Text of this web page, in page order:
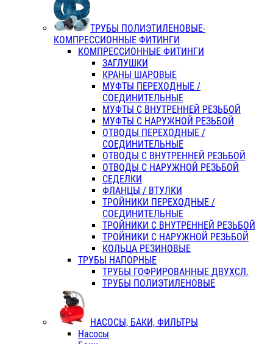
ТРУБЫ ПОЛИЭТИЛЕНОВЫЕ-
КОМПРЕССИОННЫЕ ФИТИНГИ
КОМПРЕССИОННЫЕ ФИТИНГИ
ЗАГЛУШКИ
КРАНЫ ШАРОВЫЕ
МУФТЫ ПЕРЕХОДНЫЕ /
СОЕДИНИТЕЛЬНЫЕ
МУФТЫ С ВНУТРЕННЕЙ РЕЗЬБОЙ
МУФТЫ С НАРУЖНОЙ РЕЗЬБОЙ
ОТВОДЫ ПЕРЕХОДНЫЕ /
СОЕДИНИТЕЛЬНЫЕ
ОТВОДЫ С ВНУТРЕННЕЙ РЕЗЬБОЙ
ОТВОДЫ С НАРУЖНОЙ РЕЗЬБОЙ
СЕДЕЛКИ
ФЛАНЦЫ / ВТУЛКИ
ТРОЙНИКИ ПЕРЕХОДНЫЕ /
СОЕДИНИТЕЛЬНЫЕ
ТРОЙНИКИ С ВНУТРЕННЕЙ РЕЗЬБОЙ
ТРОЙНИКИ С НАРУЖНОЙ РЕЗЬБОЙ
КОЛЬЦА РЕЗИНОВЫЕ
ТРУБЫ НАПОРНЫЕ
ТРУБЫ ГОФРИРОВАННЫЕ ДВУХСЛ.
ТРУБЫ ПОЛИЭТИЛЕНОВЫЕ
НАСОСЫ, БАКИ, ФИЛЬТРЫ
Насосы